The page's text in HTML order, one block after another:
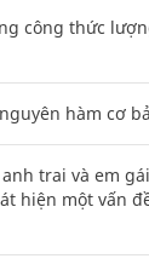
công thức
hàm cơ
trai và em
hiện một vấn